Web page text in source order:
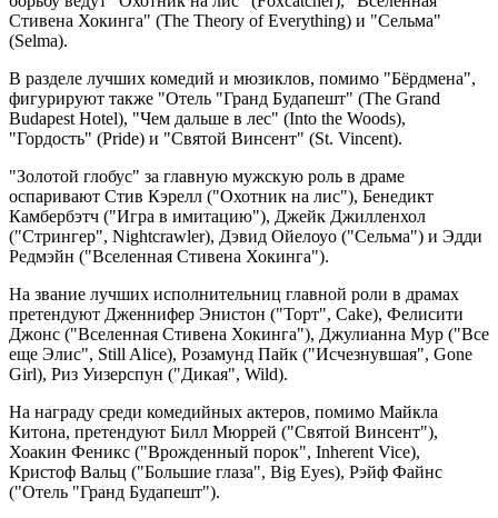
Стивена Хокинга" (The Theory of Everything) и "Сельма"
(Selma).
В разделе лучших комедий и мюзиклов, помимо "Бёрдмена",
фигурируют также "Отель "Гранд Будапешт" (The Grand
Budapest Hotel), "Чем дальше в лес" (Into the Woods),
"Гордость" (Pride) и "Святой Винсент" (St. Vincent).
"Золотой глобус" за главную мужскую роль в драме
оспаривают Стив Кэрелл ("Охотник на лис"), Бенедикт
Камбербэтч ("Игра в имитацию"), Джейк Джилленхол
("Стрингер", Nightcrawler), Дэвид Ойелоуо ("Сельма") и Эдди
Редмэйн ("Вселенная Стивена Хокинга").
На звание лучших исполнительниц главной роли в драмах
претендуют Дженнифер Энистон ("Торт", Cake), Фелисити
Джонс ("Вселенная Стивена Хокинга"), Джулианна Мур ("Все
еще Элис", Still Alice), Розамунд Пайк ("Исчезнувшая", Gone
Girl), Риз Уизерспун ("Дикая", Wild).
На награду среди комедийных актеров, помимо Майкла
Китона, претендуют Билл Мюррей ("Святой Винсент"),
Хоакин Феникс ("Врожденный порок", Inherent Vice),
Кристоф Вальц ("Большие глаза", Big Eyes), Рэйф Файнс
("Отель "Гранд Будапешт").